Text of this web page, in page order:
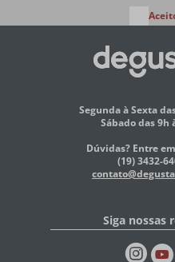
Segunda à Sexta
Sábado das 9h
Dúvidas? Entre
(19) 3432-
Siga nossas